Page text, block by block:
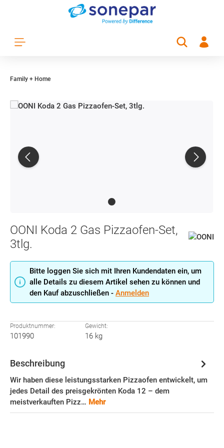
Zum Hauptinhalt springen
Family + Home
OONI Koda 2 Gas Pizzaofen-Set,
3tlg.
Bitte loggen Sie sich mit Ihren Kundendaten ein, um
alle Details zu diesem Artikel sehen zu können und
den Kauf abzuschließen - Anmelden
Produktnummer:
101990
Gewicht:
16 kg
Beschreibung
Wir haben diese leistungsstarken Pizzaofen entwickelt, um
jedes Detail des preisgekrönten Koda 12 – dem
meistverkauften Pizz… Mehr